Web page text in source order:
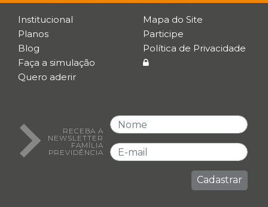
Institucional
Planos
Blog
Faça a simulação
Quero aderir
Mapa do Site
Participe
Política de Privacidade
RECEBA A
NEWSLETTER
FAMÍLIA
PREVIDÊNCIA
Cadastrar